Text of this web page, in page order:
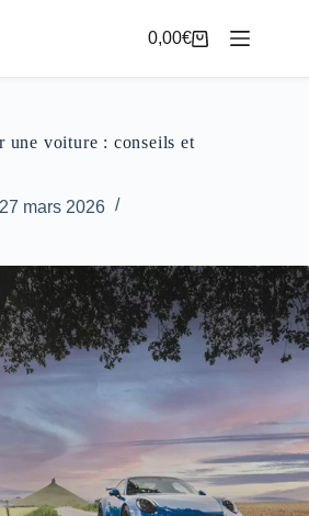
Panier
0,00€
une voiture : conseils et
27 mars 2026